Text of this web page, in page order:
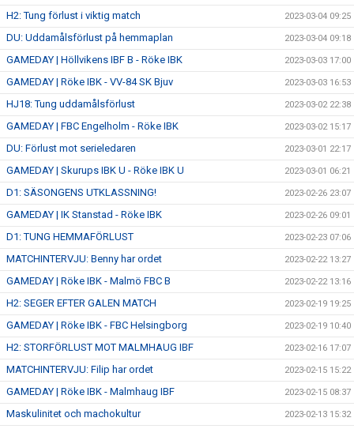
H2: Tung förlust i viktig match 2023-03-04 09:25
DU: Uddamålsförlust på hemmaplan 2023-03-04 09:18
GAMEDAY | Höllvikens IBF B - Röke IBK 2023-03-03 17:00
GAMEDAY | Röke IBK - VV-84 SK Bjuv 2023-03-03 16:53
HJ18: Tung uddamålsförlust 2023-03-02 22:38
GAMEDAY | FBC Engelholm - Röke IBK 2023-03-02 15:17
DU: Förlust mot serieledaren 2023-03-01 22:17
GAMEDAY | Skurups IBK U - Röke IBK U 2023-03-01 06:21
D1: SÄSONGENS UTKLASSNING! 2023-02-26 23:07
GAMEDAY | IK Stanstad - Röke IBK 2023-02-26 09:01
D1: TUNG HEMMAFÖRLUST 2023-02-23 07:06
MATCHINTERVJU: Benny har ordet 2023-02-22 13:27
GAMEDAY | Röke IBK - Malmö FBC B 2023-02-22 13:16
H2: SEGER EFTER GALEN MATCH 2023-02-19 19:25
GAMEDAY | Röke IBK - FBC Helsingborg 2023-02-19 10:40
H2: STORFÖRLUST MOT MALMHAUG IBF 2023-02-16 17:07
MATCHINTERVJU: Filip har ordet 2023-02-15 15:22
GAMEDAY | Röke IBK - Malmhaug IBF 2023-02-15 08:37
Maskulinitet och machokultur 2023-02-13 15:32